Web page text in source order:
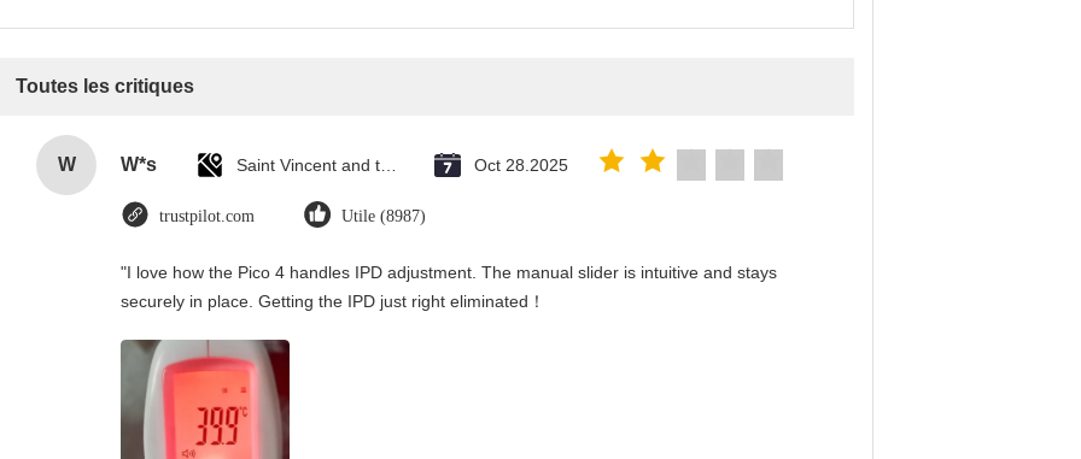
Toutes les critiques
W W*s Oct 28.2025
trustpilot.com Utile (8987)
"I love how the Pico 4 handles IPD adjustment. The manual slider is intuitive and stays
securely in place. Getting the IPD just right eliminated！